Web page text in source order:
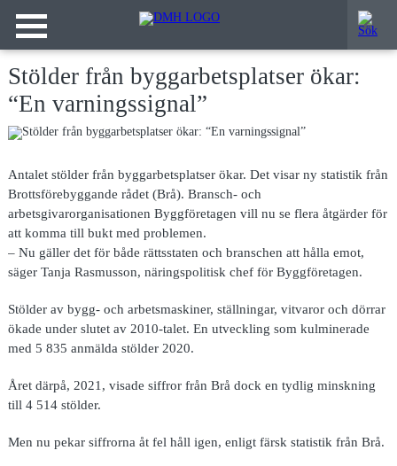
Stölder från byggarbetsplatser ökar:
“En varningssignal”
Antalet stölder från byggarbetsplatser ökar. Det visar ny statistik från
Brottsförebyggande rådet (Brå). Bransch- och
arbetsgivarorganisationen Byggföretagen vill nu se flera åtgärder för
att komma till bukt med problemen.
– Nu gäller det för både rättsstaten och branschen att hålla emot,
säger Tanja Rasmusson, näringspolitisk chef för Byggföretagen.
Stölder av bygg- och arbetsmaskiner, ställningar, vitvaror och dörrar
ökade under slutet av 2010-talet. En utveckling som kulminerade
med 5 835 anmälda stölder 2020.
Året därpå, 2021, visade siffror från Brå dock en tydlig minskning
till 4 514 stölder.
Men nu pekar siffrorna åt fel håll igen, enligt färsk statistik från Brå.